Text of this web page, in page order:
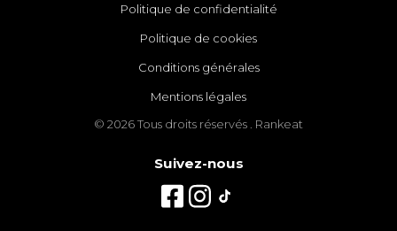
Politique de confidentialité
Politique de cookies
Conditions générales
Mentions légales
© 2026 Tous droits réservés . Rankeat
Suivez-nous